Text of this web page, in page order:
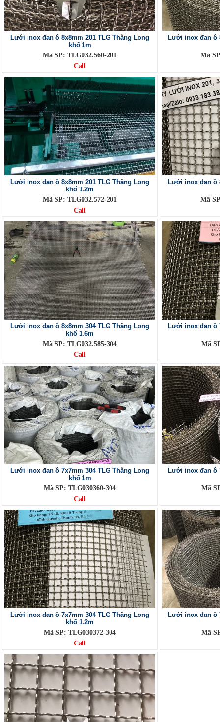
Lưới inox đan ô 8x8mm 201 TLG Thăng Long
khổ 1m
Mã SP: TLG032.560-201
Call
Lưới inox đan ô
Mã
Lưới inox đan ô 8x8mm 201 TLG Thăng Long
khổ 1.2m
Mã SP: TLG032.572-201
Call
Lưới inox đan ô
Mã
Lưới inox đan ô 8x8mm 304 TLG Thăng Long
khổ 1.6m
Mã SP: TLG032.585-304
Call
Lưới inox đan ô
Mã
Lưới inox đan ô 7x7mm 304 TLG Thăng Long
khổ 1m
Mã SP: TLG030360-304
Call
Lưới inox đan ô
Mã
Lưới inox đan ô 7x7mm 304 TLG Thăng Long
khổ 1.2m
Mã SP: TLG030372-304
Call
Lưới inox đan ô
Mã